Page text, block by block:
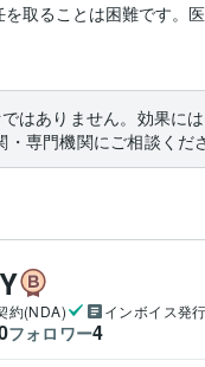
を取ることは困難です。
はありません。効果に
専門機関にご相談くだ
約(NDA) インボイス発
フォロワー4